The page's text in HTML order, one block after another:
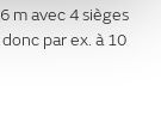
m avec 4 sièges
par ex. à 10